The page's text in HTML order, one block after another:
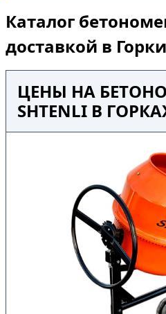
Каталог
доставкой в Горки
ЦЕНЫ НА
SHTENLI В